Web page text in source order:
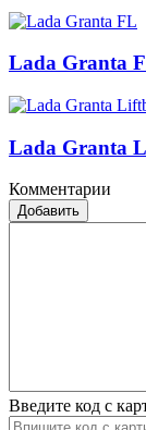
Lada Granta
Lada Granta
Комментарии
Добавить
Введите код с